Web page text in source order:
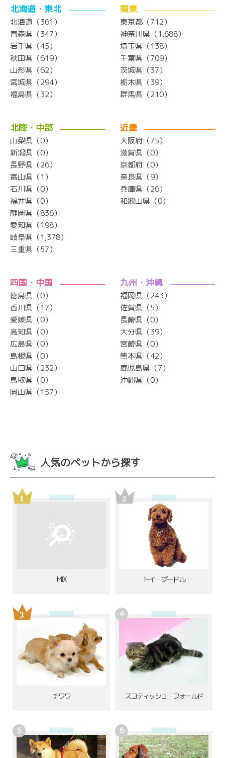
北海道・東北
北海道（361）
青森県（347）
岩手県（45）
秋田県（619）
山形県（62）
宮城県（294）
福島県（32）
関東
東京都（712）
神奈川県（1,688）
埼玉県（138）
千葉県（709）
茨城県（37）
栃木県（39）
群馬県（210）
北陸・中部
山梨県（0）
新潟県（0）
長野県（26）
富山県（1）
石川県（0）
福井県（0）
静岡県（836）
愛知県（198）
岐阜県（1,378）
三重県（57）
近畿
大阪府（75）
滋賀県（0）
京都府（0）
奈良県（9）
兵庫県（26）
和歌山県（0）
四国・中国
徳島県（0）
香川県（17）
愛媛県（0）
高知県（0）
広島県（0）
島根県（0）
山口県（232）
鳥取県（0）
岡山県（157）
九州・沖縄
福岡県（243）
佐賀県（5）
長崎県（0）
大分県（39）
宮崎県（0）
熊本県（42）
鹿児島県（7）
沖縄県（0）
人気のペットから探す
MIX トイ・プードル
チワワ スコティッシュ・フォールド